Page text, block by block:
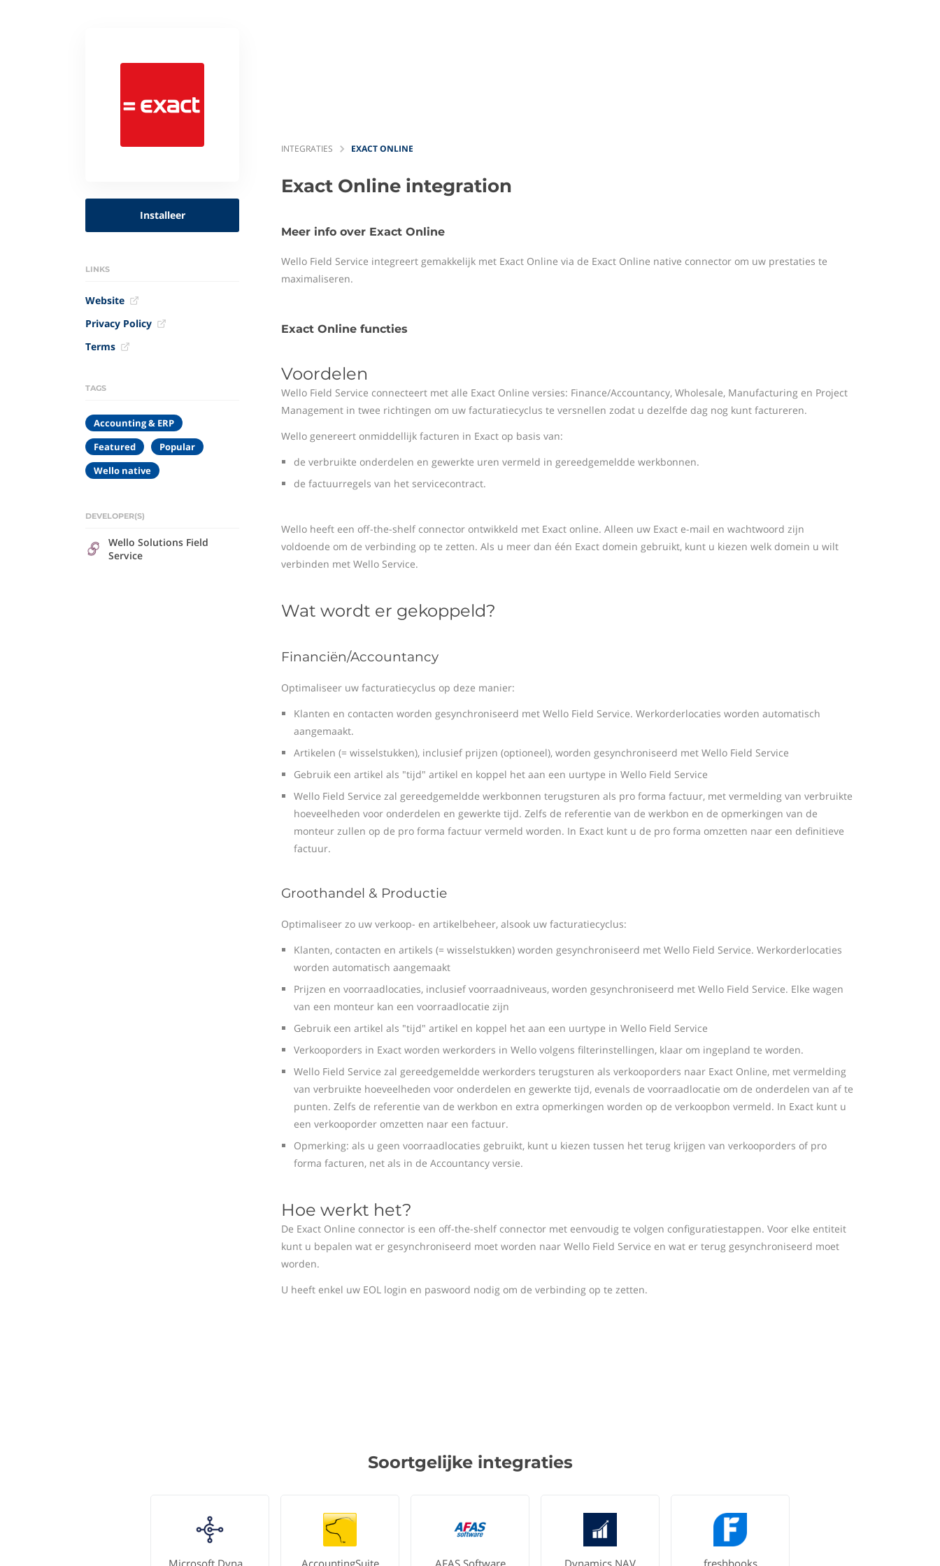
Installeer
LINKS
Website
Privacy Policy
Terms
TAGS
Accounting & ERP
Featured
Popular
Wello native
DEVELOPER(S)
Wello Solutions Field
Service
INTEGRATIES EXACT ONLINE
Exact Online integration
Meer info over Exact Online
Wello Field Service integreert gemakkelijk met Exact Online via de Exact Online native connector om uw prestaties te
maximaliseren.
Exact Online functies
Voordelen
Wello Field Service connecteert met alle Exact Online versies: Finance/Accountancy, Wholesale, Manufacturing en Project
Management in twee richtingen om uw facturatiecyclus te versnellen zodat u dezelfde dag nog kunt factureren.
Wello genereert onmiddellijk facturen in Exact op basis van:
de verbruikte onderdelen en gewerkte uren vermeld in gereedgemeldde werkbonnen.
de factuurregels van het servicecontract.
Wello heeft een off-the-shelf connector ontwikkeld met Exact online. Alleen uw Exact e-mail en wachtwoord zijn
voldoende om de verbinding op te zetten. Als u meer dan één Exact domein gebruikt, kunt u kiezen welk domein u wilt
verbinden met Wello Service.
Wat wordt er gekoppeld?
Financiën/Accountancy
Optimaliseer uw facturatiecyclus op deze manier:
Klanten en contacten worden gesynchroniseerd met Wello Field Service. Werkorderlocaties worden automatisch
aangemaakt.
Artikelen (= wisselstukken), inclusief prijzen (optioneel), worden gesynchroniseerd met Wello Field Service
Gebruik een artikel als "tijd" artikel en koppel het aan een uurtype in Wello Field Service
Wello Field Service zal gereedgemeldde werkbonnen terugsturen als pro forma factuur, met vermelding van verbruikte
hoeveelheden voor onderdelen en gewerkte tijd. Zelfs de referentie van de werkbon en de opmerkingen van de
monteur zullen op de pro forma factuur vermeld worden. In Exact kunt u de pro forma omzetten naar een definitieve
factuur.
Groothandel & Productie
Optimaliseer zo uw verkoop- en artikelbeheer, alsook uw facturatiecyclus:
Klanten, contacten en artikels (= wisselstukken) worden gesynchroniseerd met Wello Field Service. Werkorderlocaties
worden automatisch aangemaakt
Prijzen en voorraadlocaties, inclusief voorraadniveaus, worden gesynchroniseerd met Wello Field Service. Elke wagen
van een monteur kan een voorraadlocatie zijn
Gebruik een artikel als "tijd" artikel en koppel het aan een uurtype in Wello Field Service
Verkooporders in Exact worden werkorders in Wello volgens filterinstellingen, klaar om ingepland te worden.
Wello Field Service zal gereedgemeldde werkorders terugsturen als verkooporders naar Exact Online, met vermelding
van verbruikte hoeveelheden voor onderdelen en gewerkte tijd, evenals de voorraadlocatie om de onderdelen van af te
punten. Zelfs de referentie van de werkbon en extra opmerkingen worden op de verkoopbon vermeld. In Exact kunt u
een verkooporder omzetten naar een factuur.
Opmerking: als u geen voorraadlocaties gebruikt, kunt u kiezen tussen het terug krijgen van verkooporders of pro
forma facturen, net als in de Accountancy versie.
Hoe werkt het?
De Exact Online connector is een off-the-shelf connector met eenvoudig te volgen configuratiestappen. Voor elke entiteit
kunt u bepalen wat er gesynchroniseerd moet worden naar Wello Field Service en wat er terug gesynchroniseerd moet
worden.
U heeft enkel uw EOL login en paswoord nodig om de verbinding op te zetten.
Soortgelijke integraties
AccountingSuite AFAS Software Dynamics NAV freshbooks